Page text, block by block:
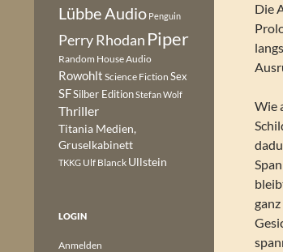
Die
Wie
Lübbe Audio Penguin
Perry Rhodan Piper
Random House Audio
Rowohlt Science Fiction Sex
SFSilber EditionStefan Wolf
Thriller
Titania Medien,
Gruselkabinett
TKKG Ulf Blanck Ullstein
LOGIN
Anmelden